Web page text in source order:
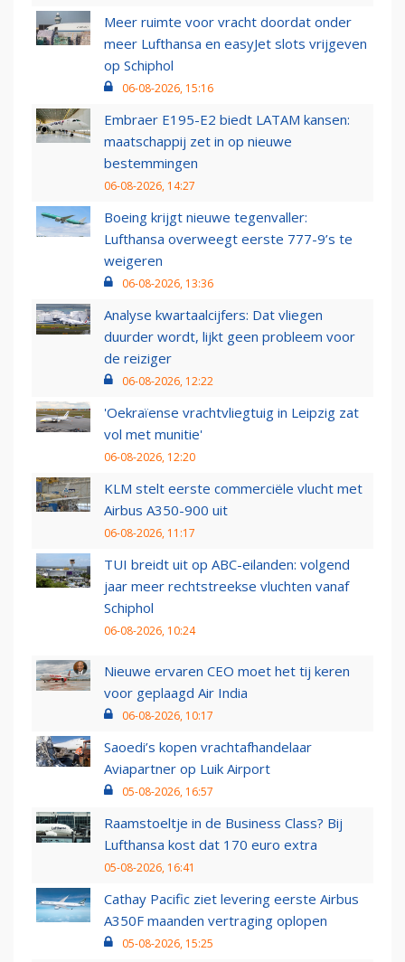
Meer ruimte voor vracht doordat onder
meer Lufthansa en easyJet slots vrijgeven
op Schiphol
06-08-2026, 15:16
Embraer E195-E2 biedt LATAM kansen:
maatschappij zet in op nieuwe
bestemmingen
06-08-2026, 14:27
Boeing krijgt nieuwe tegenvaller:
Lufthansa overweegt eerste 777-9’s te
weigeren
06-08-2026, 13:36
Analyse kwartaalcijfers: Dat vliegen
duurder wordt, lijkt geen probleem voor
de reiziger
06-08-2026, 12:22
'Oekraïense vrachtvliegtuig in Leipzig zat
vol met munitie'
06-08-2026, 12:20
KLM stelt eerste commerciële vlucht met
Airbus A350-900 uit
06-08-2026, 11:17
TUI breidt uit op ABC-eilanden: volgend
jaar meer rechtstreekse vluchten vanaf
Schiphol
06-08-2026, 10:24
Nieuwe ervaren CEO moet het tij keren
voor geplaagd Air India
06-08-2026, 10:17
Saoedi’s kopen vrachtafhandelaar
Aviapartner op Luik Airport
05-08-2026, 16:57
Raamstoeltje in de Business Class? Bij
Lufthansa kost dat 170 euro extra
05-08-2026, 16:41
Cathay Pacific ziet levering eerste Airbus
A350F maanden vertraging oplopen
05-08-2026, 15:25